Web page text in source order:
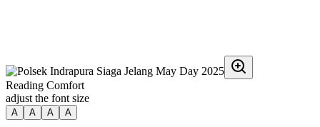
Reading Comfort
adjust the font size
A A A A